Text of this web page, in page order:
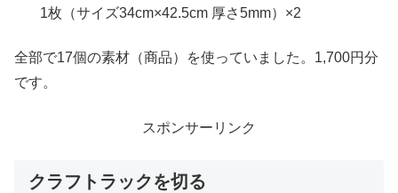
1枚（サイズ34cm×42.5cm 厚さ5mm）×2
全部で17個の素材（商品）を使っていました。1,700円分
です。
スポンサーリンク
クラフトラックを切る